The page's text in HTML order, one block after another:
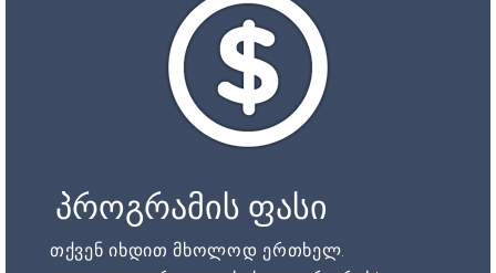
პროგრამის ფასი
თქვენ იხდით მხოლოდ ერთხელ.